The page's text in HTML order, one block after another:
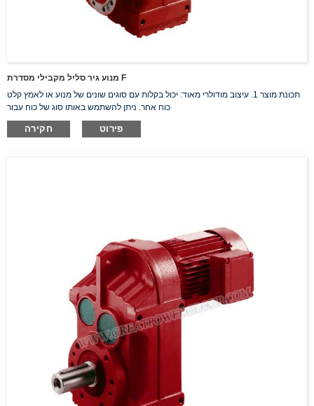
מנוע גיר סליל מקבילי מסדרת F
תכונת מוצר 1. עיצוב מודולרי מאוד: יכול בקלות עם סוגים שונים של מנוע או לאמץ קלט
כוח אחר. ניתן להשתמש באותו סוג של כוח עבור
חקירה פירוט